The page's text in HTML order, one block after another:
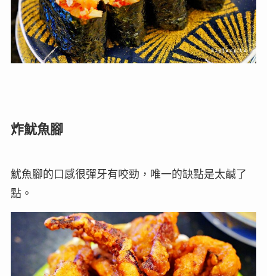
炸魷魚腳
魷魚腳的口感很彈牙有咬勁，唯一的缺點是太鹹了
點。